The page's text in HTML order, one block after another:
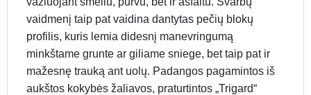
vaidmenį taip pat vaidina dantytas pečių blokų
profilis, kuris lemia didesnį manevringumą
minkštame grunte ar giliame sniege, bet taip pat ir
mažesnę trauką ant uolų. Padangos pagamintos iš
aukštos kokybės žaliavos, praturtintos „Trigard“